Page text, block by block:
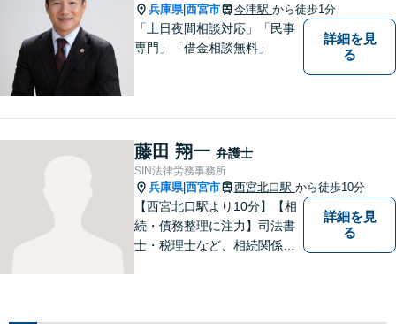
兵庫県|西宮市 今津駅 から徒歩1分
「土日夜間相談対応」「民事
専門」「借金相談無料」
詳細を見
る
藤田 翔一 弁護士
SIN法律労務事務所
兵庫県|西宮市 西宮北口駅 から徒歩10分
【西宮北口駅より10分】【相
続・債務整理に注力】司法書
士・税理士など、相続関係に
詳細を見
る